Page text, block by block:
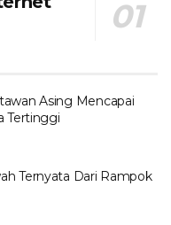
Asing Mencapai
Tertinggi
Ternyata Dari Rampok